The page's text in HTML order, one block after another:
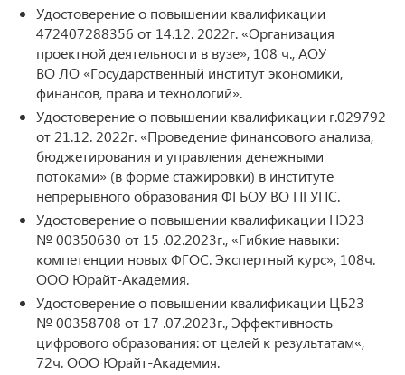
Удостоверение о повышении квалификации
472407288356 от 14.12. 2022г. «Организация
проектной деятельности в вузе», 108 ч., АОУ
ВО ЛО «Государственный институт экономики,
финансов, права и технологий».
Удостоверение о повышении квалификации г.029792
от 21.12. 2022г. «Проведение финансового анализа,
бюджетирования и управления денежными
потоками» (в форме стажировки) в институте
непрерывного образования ФГБОУ ВО ПГУПС.
Удостоверение о повышении квалификации НЭ23
№ 00350630 от 15 .02.2023г., «Гибкие навыки:
компетенции новых ФГОС. Экспертный курс», 108ч.
ООО Юрайт-Академия.
Удостоверение о повышении квалификации ЦБ23
№ 00358708 от 17 .07.2023г., Эффективность
цифрового образования: от целей к результатам«,
72ч. ООО Юрайт-Академия.